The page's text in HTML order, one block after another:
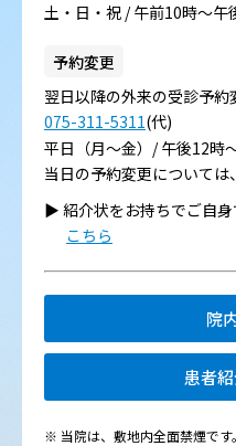
土・日・祝 / 午前10時～午
予約変更
翌日以降の外来の受診予
075-311-5311(代)
平日（月～金）/ 午後12時
当日の予約変更については
▶︎ 紹介状をお持ちでご自
こちら
院
患者
※ 当院は、敷地内全面禁煙です。